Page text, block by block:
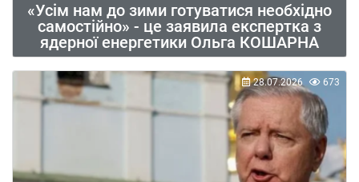
«Усім нам до зими готуватися необхідно
самостійно» - це заявила експертка з
ядерної енергетики Ольга КОШАРНА
28.07.2026 673